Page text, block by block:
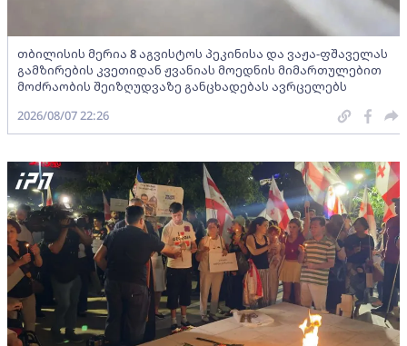
თბილისის მერია 8 აგვისტოს პეკინისა და ვაჟა-ფშაველას
გამზირების კვეთიდან ჟვანიას მოედნის მიმართულებით
მოძრაობის შეიზღუდვაზე განცხადებას ავრცელებს
2026/08/07 22:26